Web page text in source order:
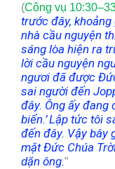
(Công vụ
trước đây,
nhà cầu nguyện
sáng lòa hiện ra
lời cầu nguyện
ngươi đã được
sai người đến
đây. Ông ấy đang
biển.’Lập tức tôi
đến đây. Vậy bây
mặt Đức Chúa
dặn ông.”